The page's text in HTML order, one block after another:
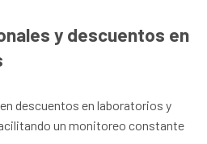
y descuentos en
descuentos en laboratorios y
un monitoreo constante